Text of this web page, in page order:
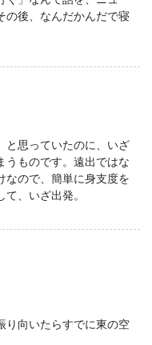
の後、なんだかんだで寝
思っていたのに、いざ
うものです。遠出ではな
なので、簡単に身支度を
、いざ出発。
向いたらすでに東の空